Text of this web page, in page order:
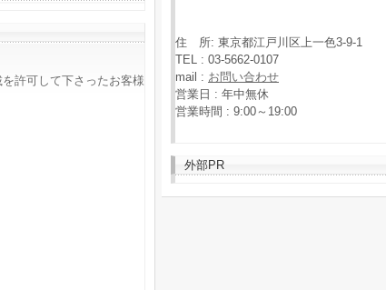
許可して下さったお客様
住 所: 東京都江戸川区上一色3-9-1
TEL : 03-5662-0107
mail : お問い合わせ
営業日 : 年中無休
営業時間 : 9:00～19:00
外部PR